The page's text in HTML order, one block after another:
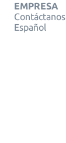
EMPRESA
Contáctanos
Español